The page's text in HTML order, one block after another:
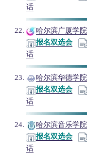
话
哈尔滨广厦学院
报名双选会
话
哈尔滨华德学院
报名双选会
话
哈尔滨音乐学院
报名双选会
话